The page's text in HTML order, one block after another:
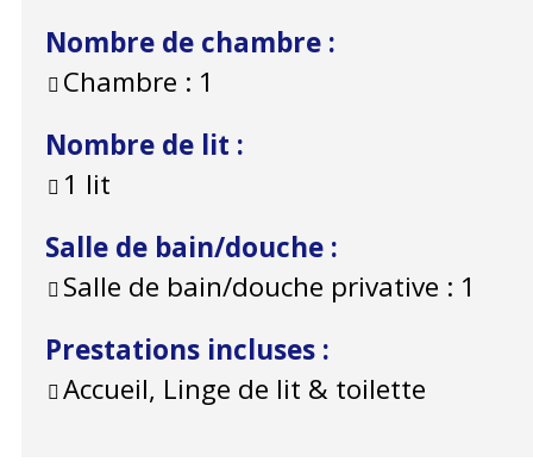
Nombre de chambre :
Chambre : 1
Nombre de lit :
1 lit
Salle de bain/douche :
Salle de bain/douche privative : 1
Prestations incluses :
Accueil, Linge de lit & toilette